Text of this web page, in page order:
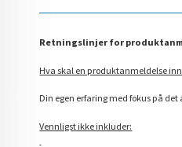
Retningslinjer for
Hva skal en produktanmeldelse
Din egen erfaring med fokus på
Vennligst ikke inkluder: